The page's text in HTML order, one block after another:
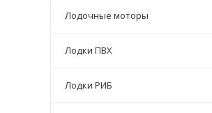
Лодочные моторы
Лодки ПВХ
Лодки РИБ